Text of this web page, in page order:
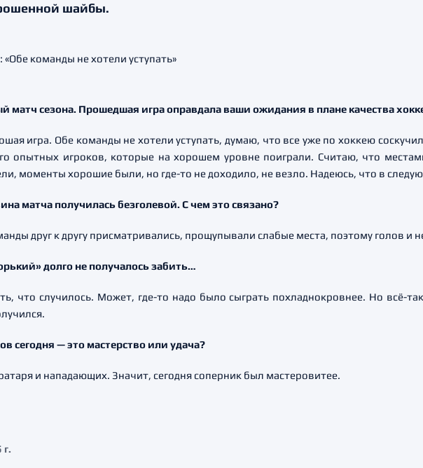
шайбы.
матч сезона. Прошедшая игра оправдала ваши ожидания в плане качества
игра. Обе команды не хотели уступать, думаю, что все уже по хоккею
опытных игроков, которые на хорошем уровне поиграли. Считаю, что
моменты хорошие были, но где-то не доходило, не везло. Надеюсь, что в
матча получилась безголевой. С чем это связано?
друг к другу присматривались, прощупывали слабые места, поэтому голов и
долго не получалось забить…
что случилось. Может, где-то надо было сыграть похладнокровнее. Но всё-
сегодня — это мастерство или удача?
и нападающих. Значит, сегодня соперник был мастеровитее.
г.